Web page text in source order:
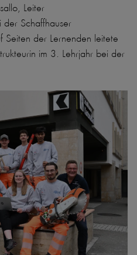
Leiter
der Schaffhauser
Seiten der Lernenden leitete
im 3. Lehrjahr bei der